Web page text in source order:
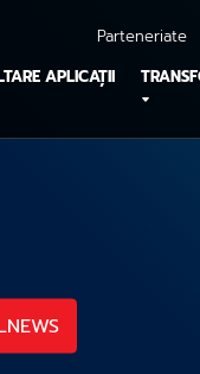
Parteneriate
APLICAȚII